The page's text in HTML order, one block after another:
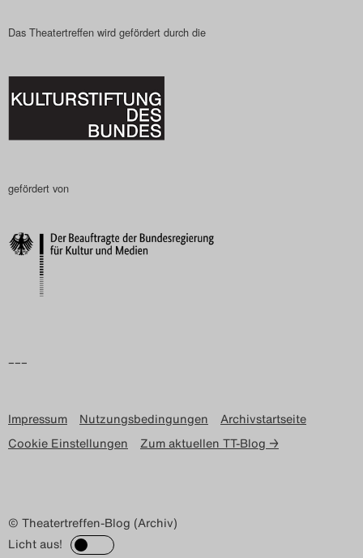
2025
Das Theatertreffen-Blog
Archiv
Impressum
Nutzungsbedingungen
Search
Das Theatertreffen wird gefördert durch die
gefördert von
–––
Impressum Nutzungsbedingungen
Archivstartseite
Cookie Einstellungen
Zum aktuellen TT-Blog →
© Theatertreffen-Blog (Archiv)
Licht aus!